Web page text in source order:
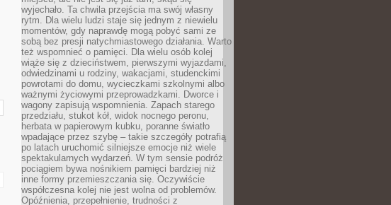
wyjechało. Ta chwila przejścia ma swój własny
rytm. Dla wielu ludzi staje się jednym z niewielu
momentów, gdy naprawdę mogą pobyć sami ze
sobą bez presji natychmiastowego działania. Warto
też wspomnieć o pamięci. Dla wielu osób kolej
wiąże się z dzieciństwem, pierwszymi wyjazdami,
odwiedzinami u rodziny, wakacjami, studenckimi
powrotami do domu, wycieczkami szkolnymi albo
ważnymi życiowymi przeprowadzkami. Dworce i
wagony zapisują wspomnienia. Zapach starego
przedziału, stukot kół, widok nocnego peronu,
herbata w papierowym kubku, poranne światło
wpadające przez szybę – takie szczegóły potrafią
po latach uruchomić silniejsze emocje niż wiele
spektakularnych wydarzeń. W tym sensie podróż
pociągiem bywa nośnikiem pamięci bardziej niż
inne formy przemieszczania się. Oczywiście
współczesna kolej nie jest wolna od problemów.
Opóźnienia, przepełnienie, trudności z